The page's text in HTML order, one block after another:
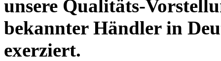
unsere Qualitäts-
bekannter Händler in
exerziert.